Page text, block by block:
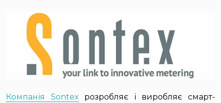
Компанія Sontex розробляє і виробляє смарт-